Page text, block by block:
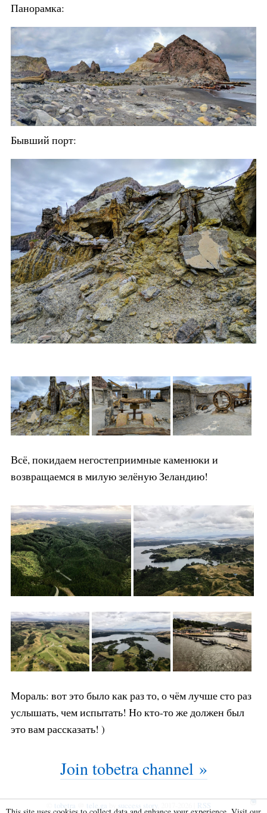
Панорамка:
Бывший порт:
Всё, покидаем негостеприимные каменюки и
возвращаемся в милую зелёную Зеландию!
Мораль: вот это было как раз то, о чём лучше сто раз
услышать, чем испытать! Но кто-то же должен был
это вам рассказать! )
Join tobetra channel »
tobetra tele.ga success story RSS